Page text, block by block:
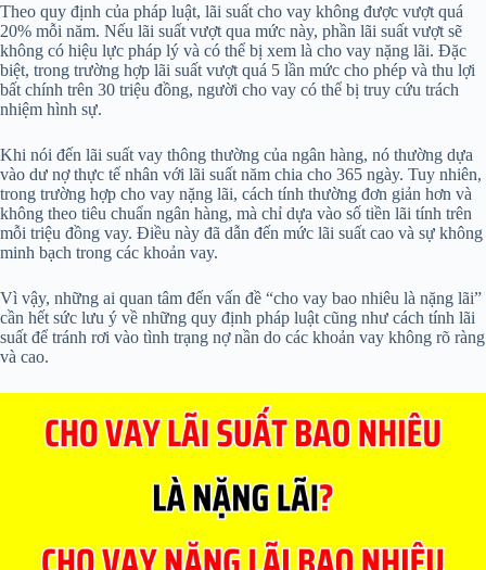
Theo quy định của pháp luật, lãi suất cho vay không được vượt quá
20% mỗi năm. Nếu lãi suất vượt qua mức này, phần lãi suất vượt sẽ
không có hiệu lực pháp lý và có thể bị xem là cho vay nặng lãi. Đặc
biệt, trong trường hợp lãi suất vượt quá 5 lần mức cho phép và thu lợi
bất chính trên 30 triệu đồng, người cho vay có thể bị truy cứu trách
nhiệm hình sự.
Khi nói đến lãi suất vay thông thường của ngân hàng, nó thường dựa
vào dư nợ thực tế nhân với lãi suất năm chia cho 365 ngày. Tuy nhiên,
trong trường hợp cho vay nặng lãi, cách tính thường đơn giản hơn và
không theo tiêu chuẩn ngân hàng, mà chỉ dựa vào số tiền lãi tính trên
mỗi triệu đồng vay. Điều này đã dẫn đến mức lãi suất cao và sự không
minh bạch trong các khoản vay.
Vì vậy, những ai quan tâm đến vấn đề “cho vay bao nhiêu là nặng lãi”
cần hết sức lưu ý về những quy định pháp luật cũng như cách tính lãi
suất để tránh rơi vào tình trạng nợ nần do các khoản vay không rõ ràng
và cao.